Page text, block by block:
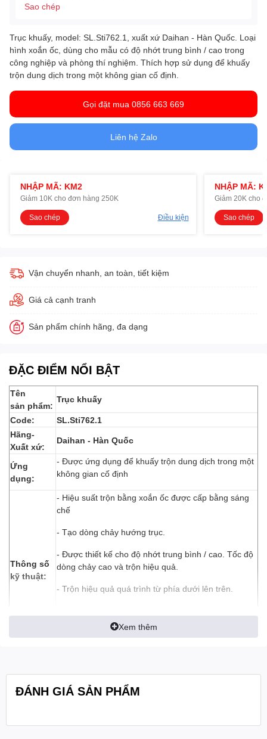
Sao chép
Trục khuấy, model: SL.Sti762.1, xuất xứ Daihan - Hàn Quốc. Loại
hình xoắn ốc, dùng cho mẫu có độ nhớt trung bình / cao trong
công nghiệp và phòng thí nghiệm. Thích hợp sử dụng để khuấy
trộn dung dịch trong một không gian cố định.
Gọi đặt mua 0856 663 669
Liên hệ Zalo
NHẬP MÃ: KM2
Giảm 10K cho đơn hàng 250K
Sao chép Điều kiện
NHẬP MÃ:
Giảm 20K cho
Sao chép
Vận chuyển nhanh, an toàn, tiết kiệm
Giá cả cạnh tranh
Sản phẩm chính hãng, đa dạng
ĐẶC ĐIỂM NỔI BẬT
Tên
sản phẩm:
Trục khuấy
Code:
SL.Sti762.1
Hãng-
Xuất xứ:
Daihan - Hàn Quốc
Ứng
dụng:
- Được ứng dụng để khuấy trộn dung dịch trong một
không gian cố định
Thông số
kỹ thuật:
- Hiệu suất trộn bằng xoắn ốc được cấp bằng sáng
chế
- Tạo dòng chảy hướng trục.
- Được thiết kế cho độ nhớt trung bình / cao. Tốc độ
dòng chảy cao và trộn hiệu quả.
- Trộn hiệu quả quá trình từ phía dưới lên trên.
- Rotor: Φ100 × h160 mm
Xem thêm
ĐÁNH GIÁ SẢN PHẨM